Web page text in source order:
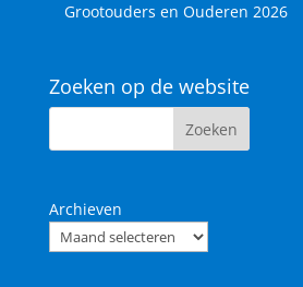
Grootouders en Ouderen 2026
Zoeken op de website
Archieven